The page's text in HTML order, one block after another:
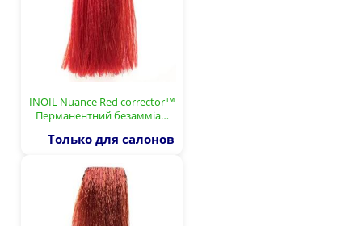
INOIL Nuance Red corrector™
Перманентний безамміа…
Только для салонов